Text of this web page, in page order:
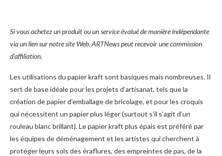
Si vous achetez un produit ou un service évalué de manière indépendante
via un lien sur notre site Web, ARTNews peut recevoir une commission
d’affiliation.
Les utilisations du papier kraft sont basiques mais nombreuses. Il
sert de base idéale pour les projets d’artisanat, tels que la
création de papier d’emballage de bricolage, et pour les croquis
qui nécessitent un papier plus léger (surtout s’il s’agit d’un
rouleau blanc brillant). Le papier kraft plus épais est préféré par
les équipes de déménagement et les artistes qui cherchent à
protéger leurs sols des éraflures, des empreintes de pas, de la